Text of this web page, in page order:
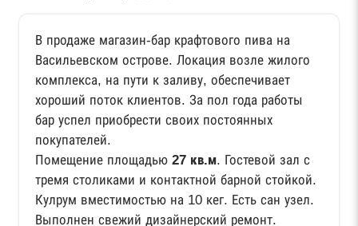
В продаже магазин-бар крафтового пива на
Васильевском острове. Локация возле жилого
комплекса, на пути к заливу, обеспечивает
хороший поток клиентов. За пол года работы
бар успел приобрести своих постоянных
покупателей.
Помещение площадью 27 кв.м. Гостевой зал с
тремя столиками и контактной барной стойкой.
Кулрум вместимостью на 10 кег. Есть сан узел.
Выполнен свежий дизайнерский ремонт.